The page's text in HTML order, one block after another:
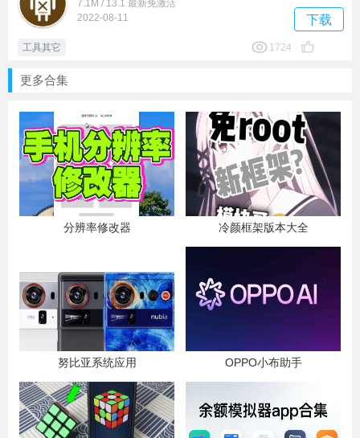
7.1M / 13.1 最新免激活
2022-08-11
下载
工具其它 1724
更多合集
分辨率修改器 冷颜框架版本大全
努比亚系统应用 OPPO小布助手